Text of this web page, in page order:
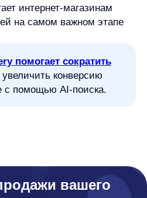
данных
и информационных
сервиса, специальные действия по